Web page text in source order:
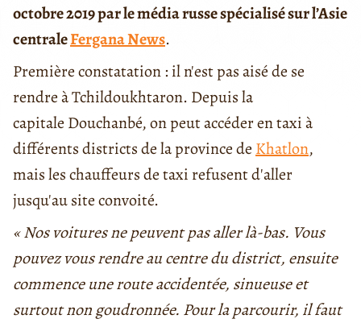
octobre 2019 par le média russe spécialisé sur l’Asie
centraleFergana News.
Première constatation : il n'est pas aisé de se
rendre à Tchildoukhtaron. Depuis la
capitale Douchanbé, on peut accéder en taxi à
différents districts de la province deKhatlon,
mais les chauffeurs de taxi refusent d'aller
jusqu'au site convoité.
« Nos voitures ne peuvent pas aller là-bas. Vous
pouvez vous rendre au centre du district, ensuite
commence une route accidentée, sinueuse et
surtout non goudronnée. Pour la parcourir, il faut